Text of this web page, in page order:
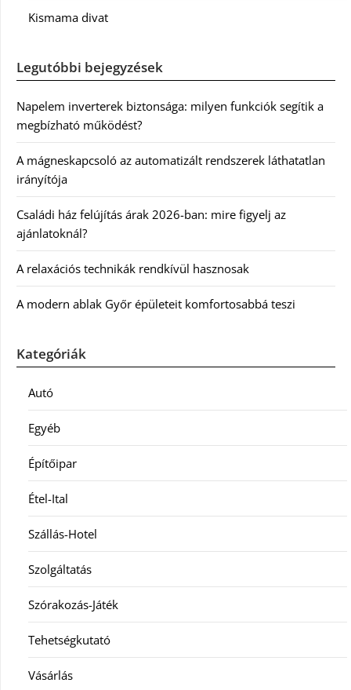
Kismama divat
Legutóbbi bejegyzések
Napelem inverterek biztonsága: milyen funkciók segítik a
megbízható működést?
A mágneskapcsoló az automatizált rendszerek láthatatlan
irányítója
Családi ház felújítás árak 2026-ban: mire figyelj az
ajánlatoknál?
A relaxációs technikák rendkívül hasznosak
A modern ablak Győr épületeit komfortosabbá teszi
Kategóriák
Autó
Egyéb
Építőipar
Étel-Ital
Szállás-Hotel
Szolgáltatás
Szórakozás-Játék
Tehetségkutató
Vásárlás